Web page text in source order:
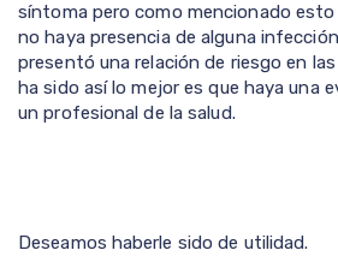
síntoma pero como mencionado esto
no haya presencia de alguna
presentó una relación de riesgo en
ha sido así lo mejor es que haya una
un profesional de la salud.
Deseamos haberle sido de utilidad.